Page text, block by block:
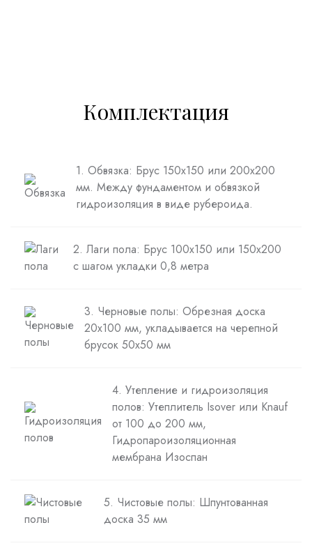
Комплектация
1. Обвязка: Брус 150х150 или 200х200
мм. Между фундаментом и обвязкой
гидроизоляция в виде рубероида.
2. Лаги пола: Брус 100х150 или 150х200
с шагом укладки 0,8 метра
3. Черновые полы: Обрезная доска
20х100 мм, укладывается на черепной
брусок 50х50 мм
4. Утепление и гидроизоляция
полов: Утеплитель Isover или Knauf
от 100 до 200 мм,
Гидропароизоляционная
мембрана Изоспан
5. Чистовые полы: Шпунтованная
доска 35 мм